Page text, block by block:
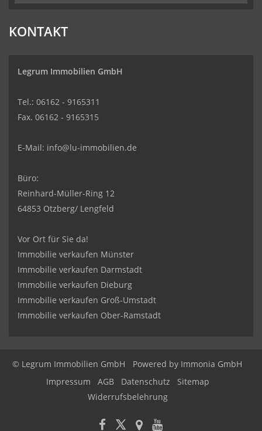
KONTAKT
Legrum Immobilien GmbH
Tel.: 06162 - 9165311
Fax. 06162 - 9165315
E-Mail: info@lu-immobilien.de
Büro:
Reinhard-Müller-Ring 12
64853 Otzberg/ Lengfeld
Vor Ort für Sie da!
Immobilie verkaufen Münster
Immobilie verkaufen Darmstadt
Immobilie verkaufen Dieburg
Immobilie verkaufen Groß-Umstadt
Immobilie verkaufen Ober-Ramstadt
© Legrum Immobilien GmbH Powered by Immonia GmbH
Impressum
AGB Datenschutz
Sitemap
Widerrufsbelehrung